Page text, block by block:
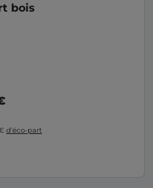
bois
d’éco-part